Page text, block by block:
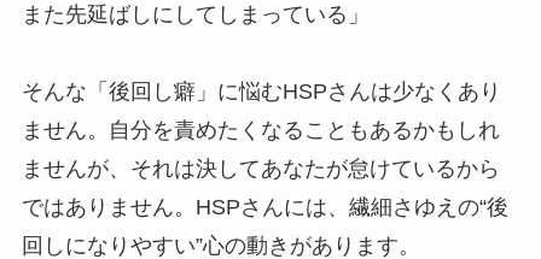
また先延ばしにしてしまっている」
そんな「後回し癖」に悩むHSPさんは少なくあり
ません。自分を責めたくなることもあるかもしれ
ませんが、それは決してあなたが怠けているから
ではありません。HSPさんには、繊細さゆえの“後
回しになりやすい”心の動きがあります。